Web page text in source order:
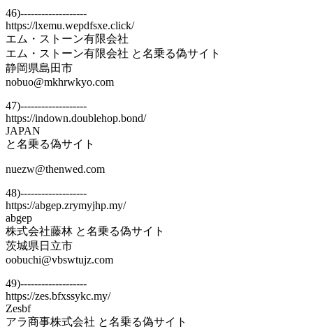
46)-------------------
https://lxemu.wepdfsxe.click/
エム・ストーン有限会社
エム・ストーン有限会社 と名乗る偽サイト
静岡県島田市
nobuo@mkhrwkyo.com
47)-------------------
https://indown.doublehop.bond/
JAPAN
と名乗る偽サイト
nuezw@thenwed.com
48)-------------------
https://abgep.zrymyjhp.my/
abgep
株式会社藤林 と名乗る偽サイト
茨城県日立市
oobuchi@vbswtujz.com
49)-------------------
https://zes.bfxssykc.my/
Zesbf
アラ商事株式会社 と名乗る偽サイト